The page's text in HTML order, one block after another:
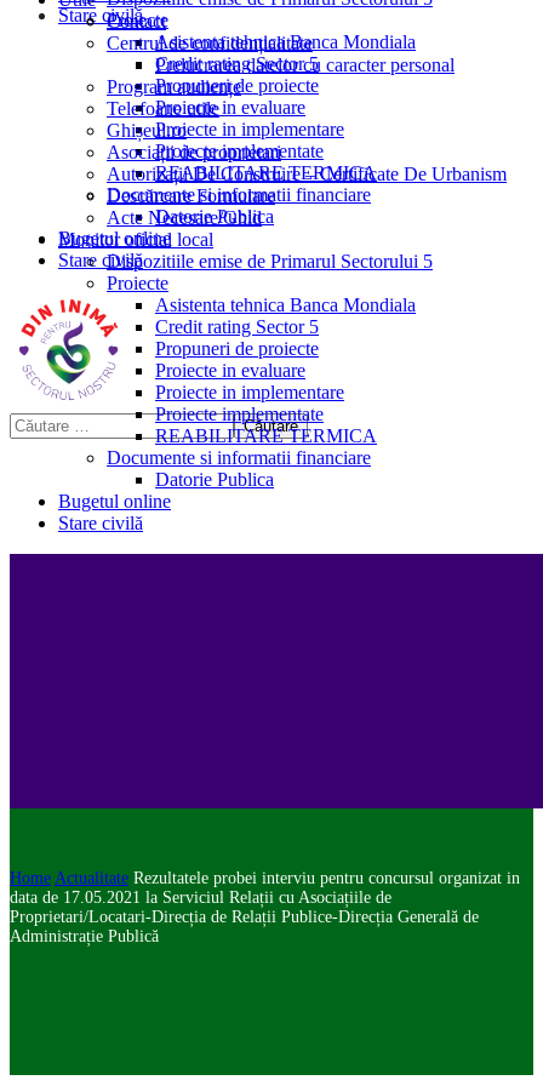
Stare civilă
Proiecte
Asistenta tehnica Banca Mondiala
Credit rating Sector 5
Propuneri de proiecte
Proiecte in evaluare
Proiecte in implementare
Proiecte implementate
REABILITARE TERMICA
Documente si informatii financiare
Datorie Publica
Bugetul online
Stare civilă
Contact
Centrul de confidențialitate
Prelucrarea datelor cu caracter personal
Program audiențe
Telefoane utile
Ghișeul.ro
Asociații de proprietari
Autorizații De Construire – Certificate De Urbanism
Descărcare Formulare
Acte Necesare/Ghid
Monitor oficial local
Dispozitiile emise de Primarul Sectorului 5
Proiecte
Asistenta tehnica Banca Mondiala
Credit rating Sector 5
Propuneri de proiecte
Proiecte in evaluare
Proiecte in implementare
Proiecte implementate
REABILITARE TERMICA
Documente si informatii financiare
Datorie Publica
Bugetul online
Stare civilă
Home Actualitate Rezultatele probei interviu pentru concursul organizat in
data de 17.05.2021 la Serviciul Relații cu Asociațiile de
Proprietari/Locatari-Direcția de Relații Publice-Direcția Generală de
Administrație Publică